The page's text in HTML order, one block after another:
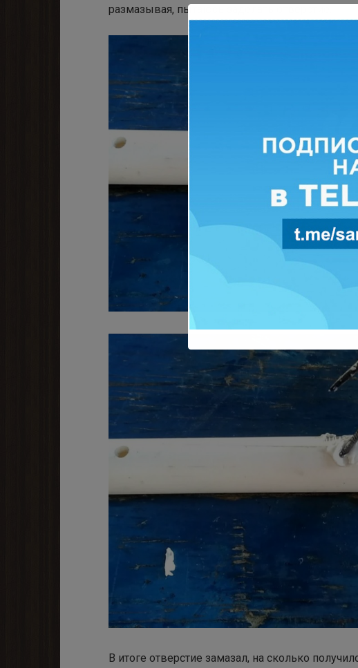
размазывая, пытаюсь заделать отверстие.
В итоге отверстие замазал, на сколько